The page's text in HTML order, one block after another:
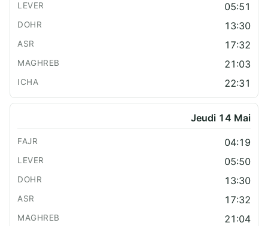
05:51
13:30
17:32
21:03
22:31
Jeudi 14 Mai
04:19
05:50
13:30
17:32
21:04